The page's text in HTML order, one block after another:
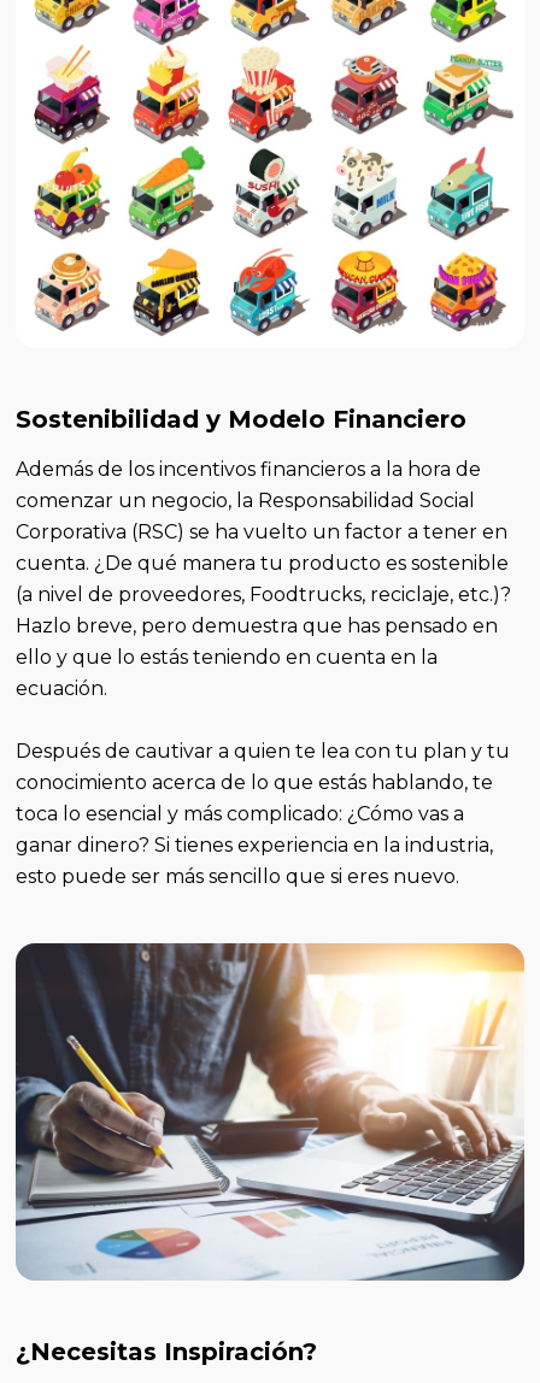
Sostenibilidad y Modelo Financiero
Además de los incentivos financieros a la hora de
comenzar un negocio, la Responsabilidad Social
Corporativa (RSC) se ha vuelto un factor a tener en
cuenta. ¿De qué manera tu producto es sostenible
(a nivel de proveedores, Foodtrucks, reciclaje, etc.)?
Hazlo breve, pero demuestra que has pensado en
ello y que lo estás teniendo en cuenta en la
ecuación.
Después de cautivar a quien te lea con tu plan y tu
conocimiento acerca de lo que estás hablando, te
toca lo esencial y más complicado: ¿Cómo vas a
ganar dinero? Si tienes experiencia en la industria,
esto puede ser más sencillo que si eres nuevo.
¿Necesitas Inspiración?